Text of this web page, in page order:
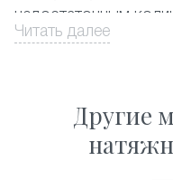
недостаточным
Оформите заказ на
кратчайшие сроки
Читать далее
Другие